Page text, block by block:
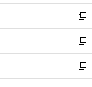
ウ
で
開
く
ン
ド
ウ
で
開
く
ウ
ィ
ン
ド
ウ
で
開
し
い
ウ
ィ
ン
ド
ウ
新
し
い
ウ
ィ
ン
新
し
い
ウ
新
し